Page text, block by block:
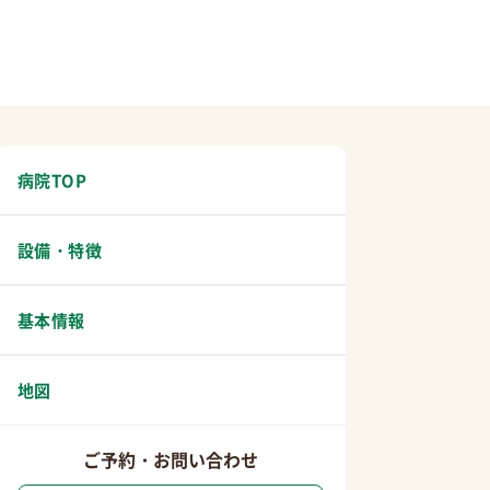
病院TOP
設備・特徴
基本情報
地図
ご予約・お問い合わせ